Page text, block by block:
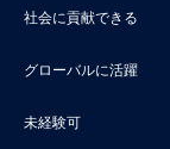
社会に貢献できる
グローバルに活躍
未経験可